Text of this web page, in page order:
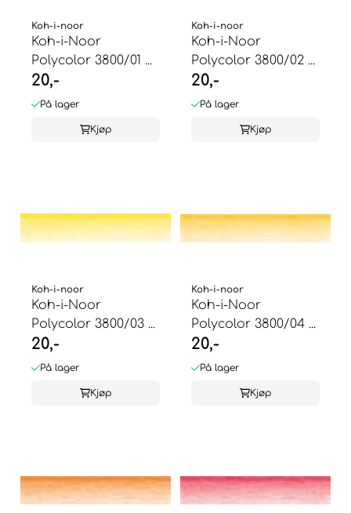
Koh-i-noor
Koh-i-Noor
Polycolor 3800/01 ...
20,-
På lager
Kjøp
Koh-i-noor
Koh-i-Noor
Polycolor 3800/02 ...
20,-
På lager
Kjøp
Koh-i-noor
Koh-i-Noor
Polycolor 3800/03 ...
20,-
På lager
Kjøp
Koh-i-noor
Koh-i-Noor
Polycolor 3800/04 ...
20,-
På lager
Kjøp